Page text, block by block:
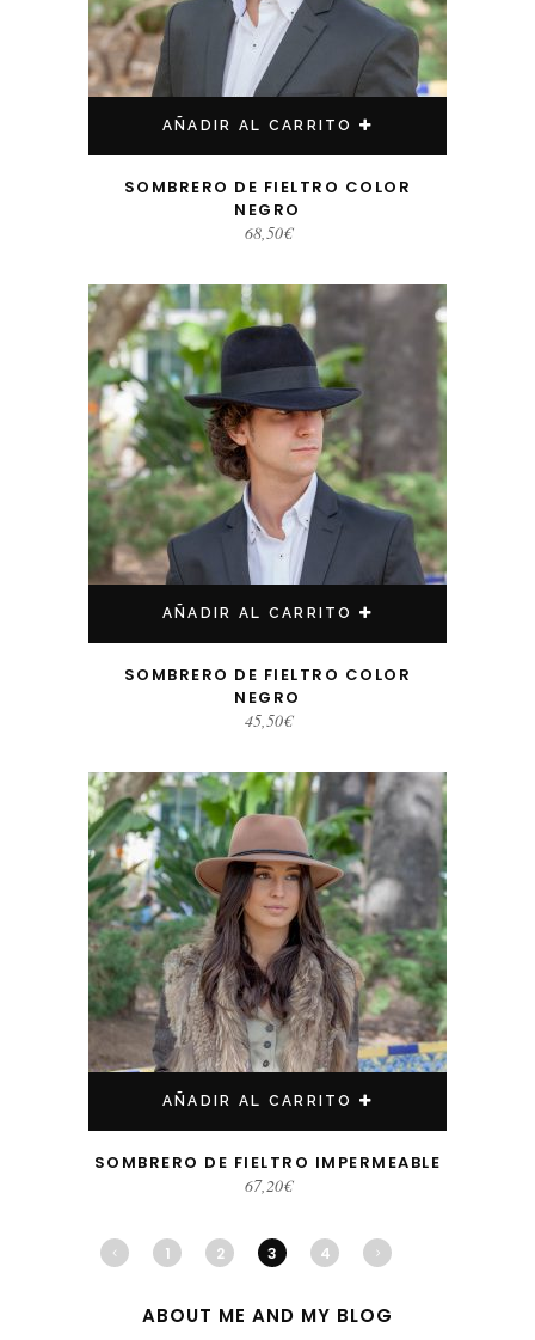
AÑADIR AL CARRITO
SOMBRERO DE FIELTRO COLOR
NEGRO
68,50€
AÑADIR AL CARRITO
SOMBRERO DE FIELTRO COLOR
NEGRO
45,50€
AÑADIR AL CARRITO
SOMBRERO DE FIELTRO IMPERMEABLE
67,20€
1 2 3 4
ABOUT ME AND MY BLOG